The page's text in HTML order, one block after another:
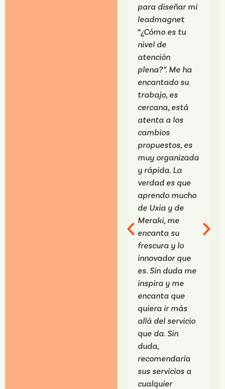
para diseñar mi
leadmagnet
“¿Cómo es tu
nivel de
atención
plena?”. Me ha
encantado su
trabajo, es
cercana, está
atenta a los
cambios
propuestos, es
muy organizada
y rápida. La
verdad es que
aprendo mucho
de Uxia y de
Meraki, me
encanta su
frescura y lo
innovador que
es. Sin duda me
inspira y me
encanta que
quiera ir más
allá del servicio
que da. Sin
duda,
recomendaría
sus servicios a
cualquier